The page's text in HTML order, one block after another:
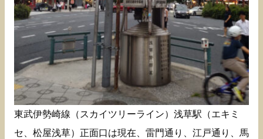
東武伊勢崎線（スカイツリーライン）浅草駅（エキミ
セ、松屋浅草）正面口は現在、雷門通り、江戸通り、馬